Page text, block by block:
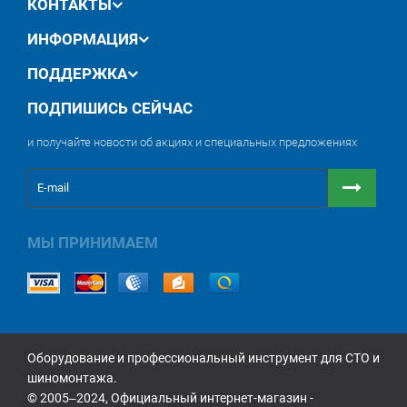
КОНТАКТЫ
ИНФОРМАЦИЯ
ПОДДЕРЖКА
ПОДПИШИСЬ СЕЙЧАС
и получайте новости об акциях и специальных предложениях
МЫ ПРИНИМАЕМ
Оборудование и профессиональный инструмент для СТО и
шиномонтажа.
© 2005‒2024, Официальный интернет-магазин -